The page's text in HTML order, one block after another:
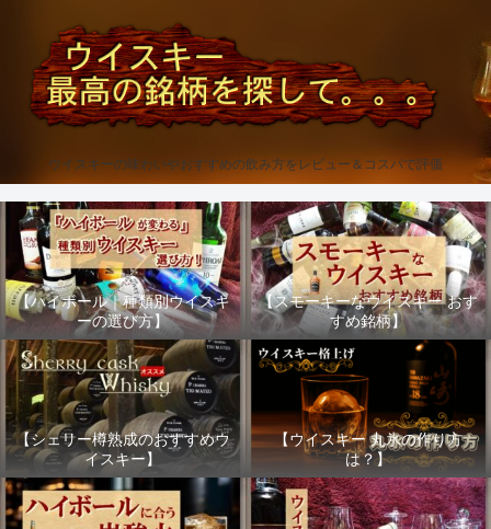
ウイスキーの味わいやおすすめの飲み方をレビュー＆コスパで評価
【ハイボール｜種類別ウイスキ
ーの選び方】
【スモーキーなウイスキー おす
すめ銘柄】
【シェリー樽熟成のおすすめウ
イスキー】
【ウイスキー 丸氷の作り方
は？】